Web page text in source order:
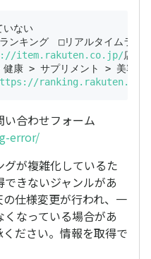
いない
ンキング　□リアルタイムラン
item.rakuten.co.jp/店舗
健康 > サプリメント > 美容 >
い合わせフォーム
error/
が複雑化しているた
きないジャンルがあ
仕様変更が行われ、一
なっている場合があ
ださい。情報を取得で